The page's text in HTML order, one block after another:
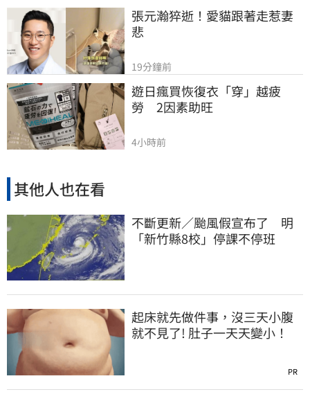
張元瀚猝逝！愛貓跟著走惹妻
悲
19分鐘前
遊日瘋買恢復衣「穿」越疲
勞　2因素助旺
4小時前
其他人也在看
不斷更新／颱風假宣布了 明
「新竹縣8校」停課不停班
起床就先做件事，沒三天小腹
就不見了! 肚子一天天變小！
PR